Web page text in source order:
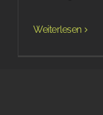
Weiterlesen